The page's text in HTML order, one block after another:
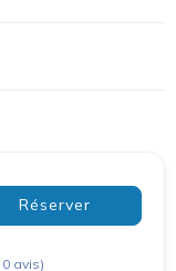
Réserver
0 avis)